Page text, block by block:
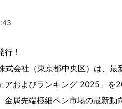
行！
式会社（東京都中央区）は、
アおよびランキング 2025」を
金属先端極細ペン市場の最新